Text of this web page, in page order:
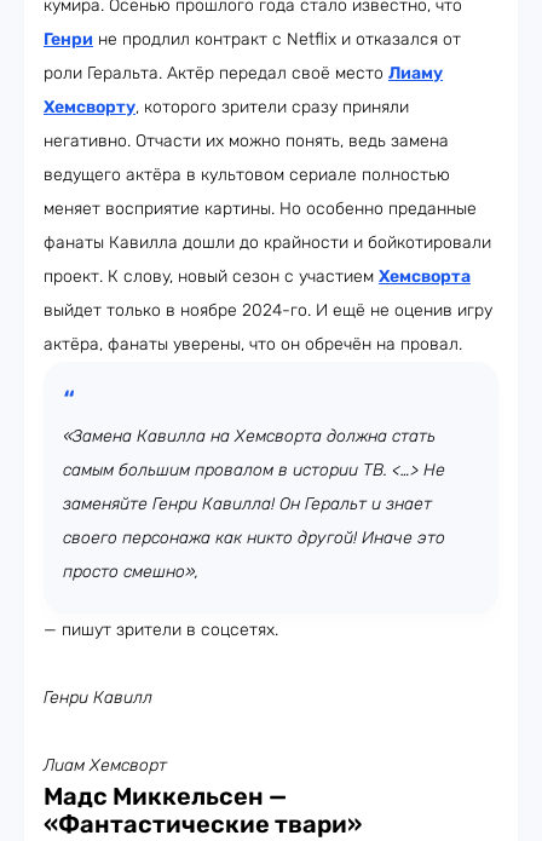
кумира. Осенью прошлого года стало известно, что
Генри не продлил контракт с Netflix и отказался от
роли Геральта. Актёр передал своё место Лиаму
Хемсворту, которого зрители сразу приняли
негативно. Отчасти их можно понять, ведь замена
ведущего актёра в культовом сериале полностью
меняет восприятие картины. Но особенно преданные
фанаты Кавилла дошли до крайности и бойкотировали
проект. К слову, новый сезон с участием Хемсворта
выйдет только в ноябре 2024-го. И ещё не оценив игру
актёра, фанаты уверены, что он обречён на провал.
«Замена Кавилла на Хемсворта должна стать
самым большим провалом в истории ТВ. <…> Не
заменяйте Генри Кавилла! Он Геральт и знает
своего персонажа как никто другой! Иначе это
просто смешно»,
— пишут зрители в соцсетях.
Генри Кавилл
Лиам Хемсворт
Мадс Миккельсен —
«Фантастические твари»